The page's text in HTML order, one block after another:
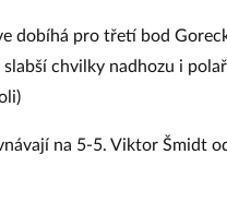
dobíhá pro třetí bod
chvilky nadhozu i
na 5-5. Viktor Šmidt